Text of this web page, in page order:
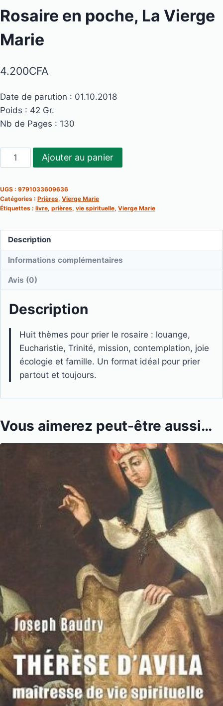
Rosaire en poche, La Vierge
Marie
4.200CFA
Date de parution : 01.10.2018
Poids : 42 Gr.
Nb de Pages : 130
quantité
de
en
poche,
Vierge
Marie
Ajouter au panier
UGS : 9791033609636
Catégories : Prières, Vierge Marie
Étiquettes : livre, prières, vie spirituelle, Vierge Marie
Description
Informations complémentaires
Avis (0)
Description
Huit thèmes pour prier le rosaire : louange,
Eucharistie, Trinité, mission, contemplation, joie
écologie et famille. Un format idéal pour prier
partout et toujours.
Vous aimerez peut-être aussi…